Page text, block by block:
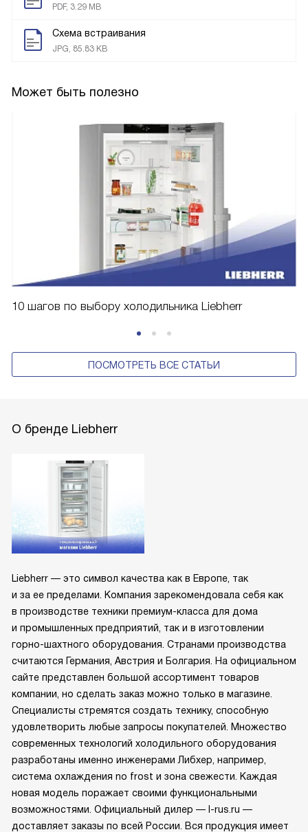
PDF, 3.29 MB
Схема встраивания
JPG, 85.83 KB
Может быть полезно
10 шагов по выбору холодильника Liebherr
ПОСМОТРЕТЬ ВСЕ СТАТЬИ
О бренде Liebherr
Liebherr — это символ качества как в Европе, так
и за ее пределами. Компания зарекомендовала себя как
в производстве техники премиум-класса для дома
и промышленных предприятий, так и в изготовлении
горно-шахтного оборудования. Странами производства
считаются Германия, Австрия и Болгария. На официальном
сайте представлен большой ассортимент товаров
компании, но сделать заказ можно только в магазине.
Специалисты стремятся создать технику, способную
удовлетворить любые запросы покупателей. Множество
современных технологий холодильного оборудования
разработаны именно инженерами Либхер, например,
система охлаждения no frost и зона свежести. Каждая
новая модель поражает своими функциональными
возможностями. Официальный дилер — l-rus.ru —
доставляет заказы по всей России. Вся продукция имеет